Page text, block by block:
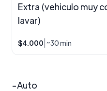
Extra (vehiculo muy
lavar)
$4.000 ~30 min
-Auto